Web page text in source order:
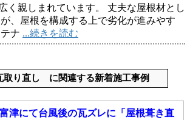
く親しまれています。 丈夫な屋根材とし
、屋根を構成する上で劣化が進みやす
ナ ...続きを読む
取り直し に関連する新着施工事例
津にて台風後の瓦ズレに「屋根葺き直